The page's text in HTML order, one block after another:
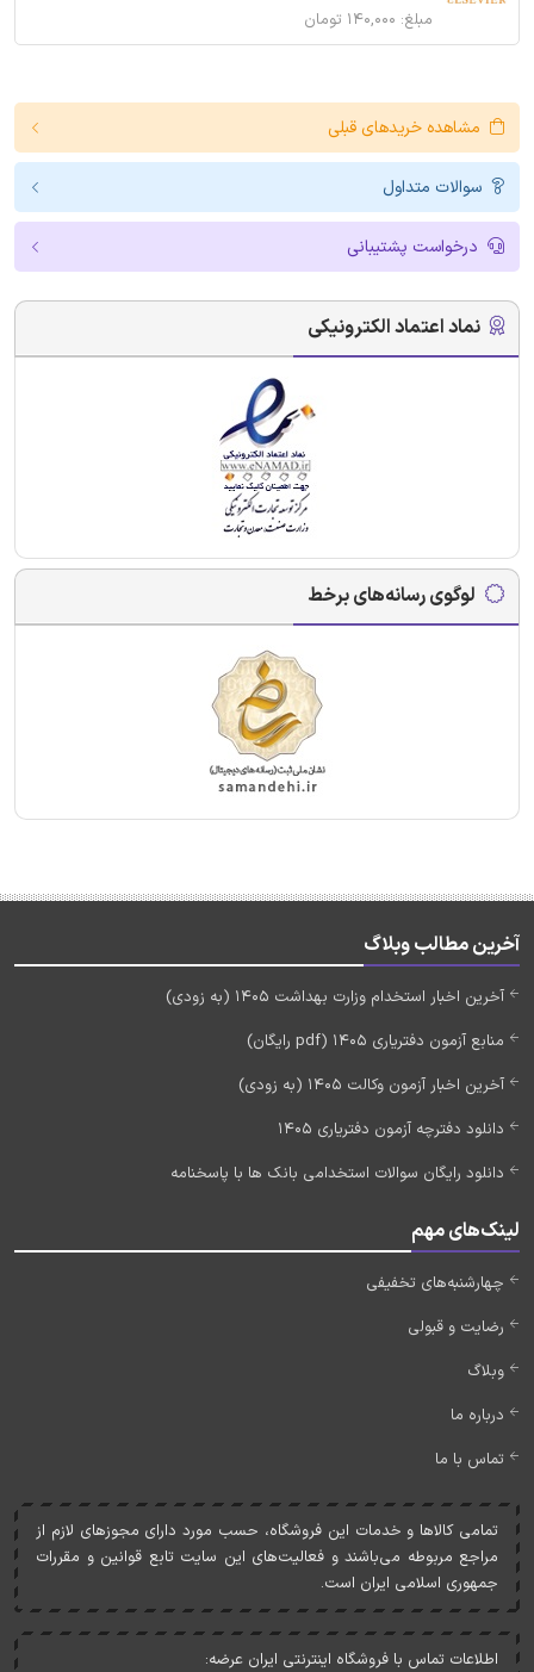
مبلغ: ۱۴۰,۰۰۰ تومان
مشاهده خریدهای قبلی
سوالات متداول
درخواست پشتیبانی
نماد اعتماد الکترونیکی
لوگوی رسانه‌های برخط
آخرین مطالب وبلاگ
آخرین اخبار استخدام وزارت بهداشت 1405 (به زودی)
منابع آزمون دفتریاری 1405 (pdf رایگان)
آخرین اخبار آزمون وکالت 1405 (به زودی)
دانلود دفترچه آزمون دفتریاری 1405
دانلود رایگان سوالات استخدامی بانک ها با پاسخنامه
لینک‌های مهم
چهارشنبه‌های تخفیفی
رضایت و قبولی
وبلاگ
درباره ما
تماس با ما
تمامی کالاها و خدمات اين فروشگاه، حسب مورد دارای مجوزهای لازم از
مراجع مربوطه می‌باشند و فعاليت‌های اين سايت تابع قوانين و مقررات
جمهوری اسلامی ايران است.
اطلاعات تماس با فروشگاه اینترنتی ایران عرضه: